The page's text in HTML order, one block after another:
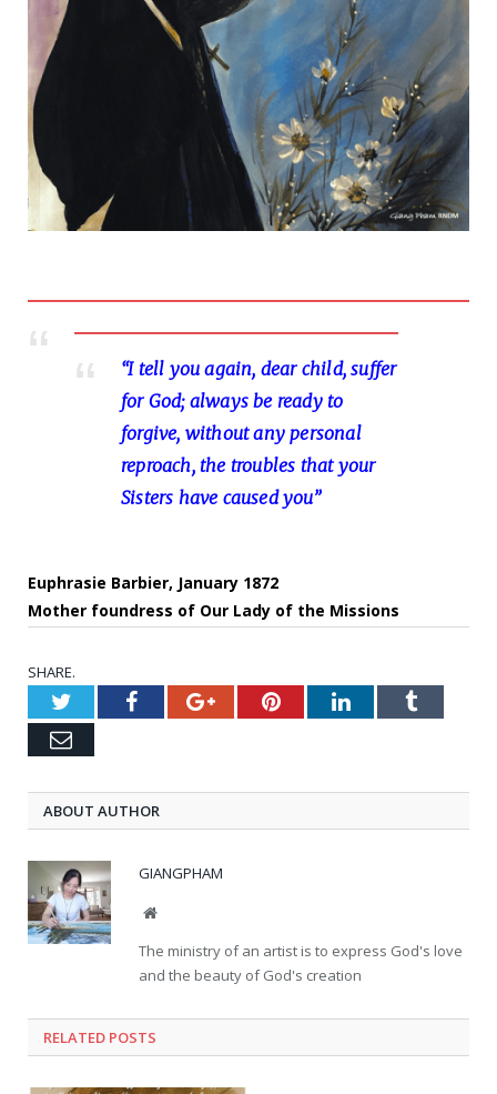
“I tell you again, dear child, suffer
for God; always be ready to
forgive, without any personal
reproach, the troubles that your
Sisters have caused you”
Euphrasie Barbier, January 1872
Mother foundress of Our Lady of the Missions
SHARE.
TwitterFacebookGoogle+PinterestLinkedInTumblr
Email
ABOUT AUTHOR
GIANGPHAM
Website
The ministry of an artist is to express God's love
and the beauty of God's creation
RELATED POSTS